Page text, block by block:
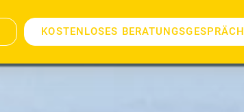
KOSTENLOSES BERATUNGSGESPRÄCH